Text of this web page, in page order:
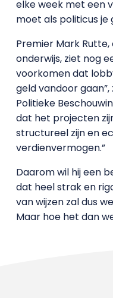
elke week met een
moet als politicus je
Premier Mark
onderwijs, ziet nog
voorkomen dat
geld vandoor
Politieke
dat het projecten
structureel zijn en
verdienvermogen.”
Daarom wil hij een
dat heel strak en
van wijzen zal dus
Maar hoe het dan